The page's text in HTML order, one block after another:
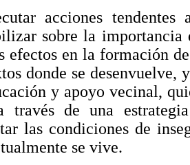
acciones
sobre la
efectos en la formación
donde se
y apoyo vecinal,
través de una
las condiciones de
se vive.